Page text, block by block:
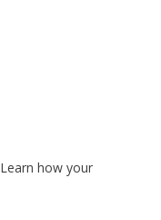
Learn how your